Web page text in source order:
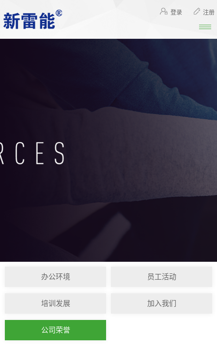
登录 注册
办公环境 员工活动
培训发展 加入我们
公司荣誉